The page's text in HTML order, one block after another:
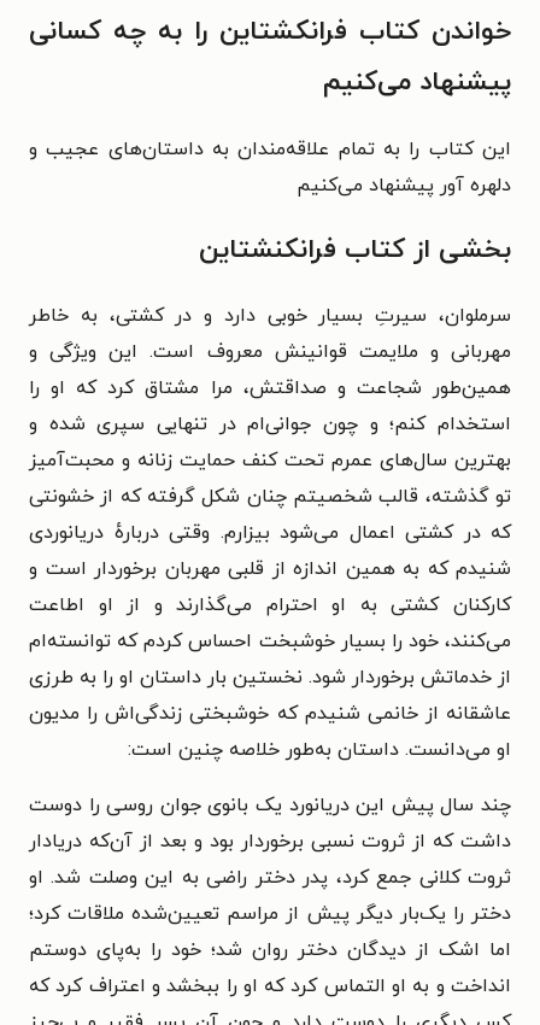
خواندن کتاب فرانکشتاین را به چه کسانی
پیشنهاد می‌کنیم
این کتاب را به تمام علاقه‌مندان به داستان‌های عجیب و
دلهره آور پیشنهاد می‌کنیم
بخشی از کتاب فرانکنشتاین
سرملوان، سیرتِ بسیار خوبی دارد و در کشتی، به خاطر
مهربانی و ملایمت قوانینش معروف است. این ویژگی و
همین‌طور شجاعت و صداقتش، مرا مشتاق کرد که او را
استخدام کنم؛ و چون جوانی‌ام در تنهایی سپری شده و
بهترین سال‌های عمرم تحت کنف حمایت زنانه و محبت‌آمیز
تو گذشته، قالب شخصیتم چنان شکل گرفته که از خشونتی
که در کشتی اعمال می‌شود بیزارم. وقتی دربارهٔ دریانوردی
شنیدم که به همین اندازه از قلبی مهربان برخوردار است و
کارکنان کشتی به او احترام می‌گذارند و از او اطاعت
می‌کنند، خود را بسیار خوشبخت احساس کردم که توانسته‌ام
از خدماتش برخوردار شود. نخستین بار داستان او را به طرزی
عاشقانه از خانمی شنیدم که خوشبختی زندگی‌اش را مدیون
او می‌دانست. داستان به‌طور خلاصه چنین است:
چند سال پیش این دریانورد یک بانوی جوان روسی را دوست
داشت که از ثروت نسبی برخوردار بود و بعد از آن‌که دریادار
ثروت کلانی جمع کرد، پدر دختر راضی به این وصلت شد. او
دختر را یک‌بار دیگر پیش از مراسم تعیین‌شده ملاقات کرد؛
اما اشک از دیدگان دختر روان شد؛ خود را به‌پای دوستم
انداخت و به او التماس کرد که او را ببخشد و اعتراف کرد که